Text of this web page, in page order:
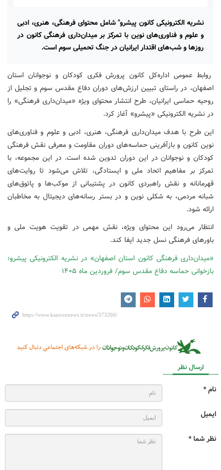
نشریه الکترونیکی کانون پیشرو" شامل محتوای فرهنگی، هنری، ادبی
و علوم و فناوری‌های نوین با تمرکز بر میدان‌داری فرهنگی کانون در
روزها و شب‌های اقتدار ایرانیان در جنگ تحمیلی سوم است.
روابط عمومی اداره‌کل کانون پرورش فکری کودکان و نوجوانان استان
اصفهان، در راستای تبیین ارزش‌های دوران دفاع مقدس سوم و تجلیل از
روحیه حماسی ایرانیان، طرح انتشار محتوای ویژه «میدان‌داری فرهنگی» را
در نشریه الکترونیکی «پیشرو» آغاز کرد.
این طرح با هدف میدان‌داری فرهنگی، هنری، ادبی و علوم و فناوری‌های
نوین کانون و بازآفرینی حماسه‌های دوران مقاومت و معرفی نقش فرهنگی
کودکان و نوجوانان در این دوران تدوین شده است. در این مجموعه، با
تمرکز بر مفاهیم اتحاد ملی و ایستادگی، تلاش می‌شود تا روایت‌های
قهرمانانه و نقش راهبردی کانون در پشتیبانی از موکب‌ها و پاتوق‌های
شبانه مردمی، به شکلی نوین و در بستر رسانه‌های دیجیتال به مخاطبان
ارائه شود.
انتظار می‌رود این محتوای ویژه، نقش مهمی در تقویت هویت ملی و
باورهای فرهنگی نسل جدید ایفا کند.
«میدان‌داری فرهنگی کانون استان اصفهان» در نشریه الکترونیکی پیشرو؛
بازخوانی حماسه دفاع مقدس سوم/ فروردین ماه ۱۴۰۵
ارسال نظر
نام *
ایمیل
نظر شما *